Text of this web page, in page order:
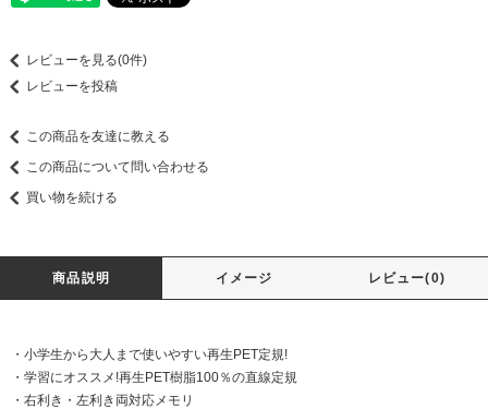
レビューを見る(0件)
レビューを投稿
この商品を友達に教える
この商品について問い合わせる
買い物を続ける
商品説明 イメージ レビュー(0)
・小学生から大人まで使いやすい再生PET定規!
・学習にオススメ!再生PET樹脂100％の直線定規
・右利き・左利き両対応メモリ